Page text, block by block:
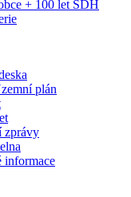
+ 100 let SDH
plán
zprávy
informace